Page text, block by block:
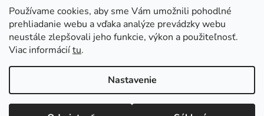
Používame cookies, aby sme Vám umožnili pohodlné
prehliadanie webu a vďaka analýze prevádzky webu
neustále zlepšovali jeho funkcie, výkon a použiteľnosť.
Viac informáciítu.
Nastavenie
Instagram